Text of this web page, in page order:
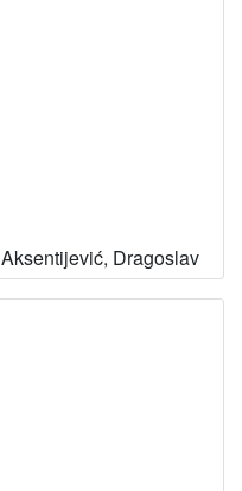
Aksentijević, Dragoslav